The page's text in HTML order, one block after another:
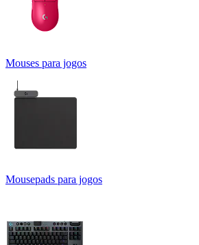
Mouses para jogos
Mousepads para jogos